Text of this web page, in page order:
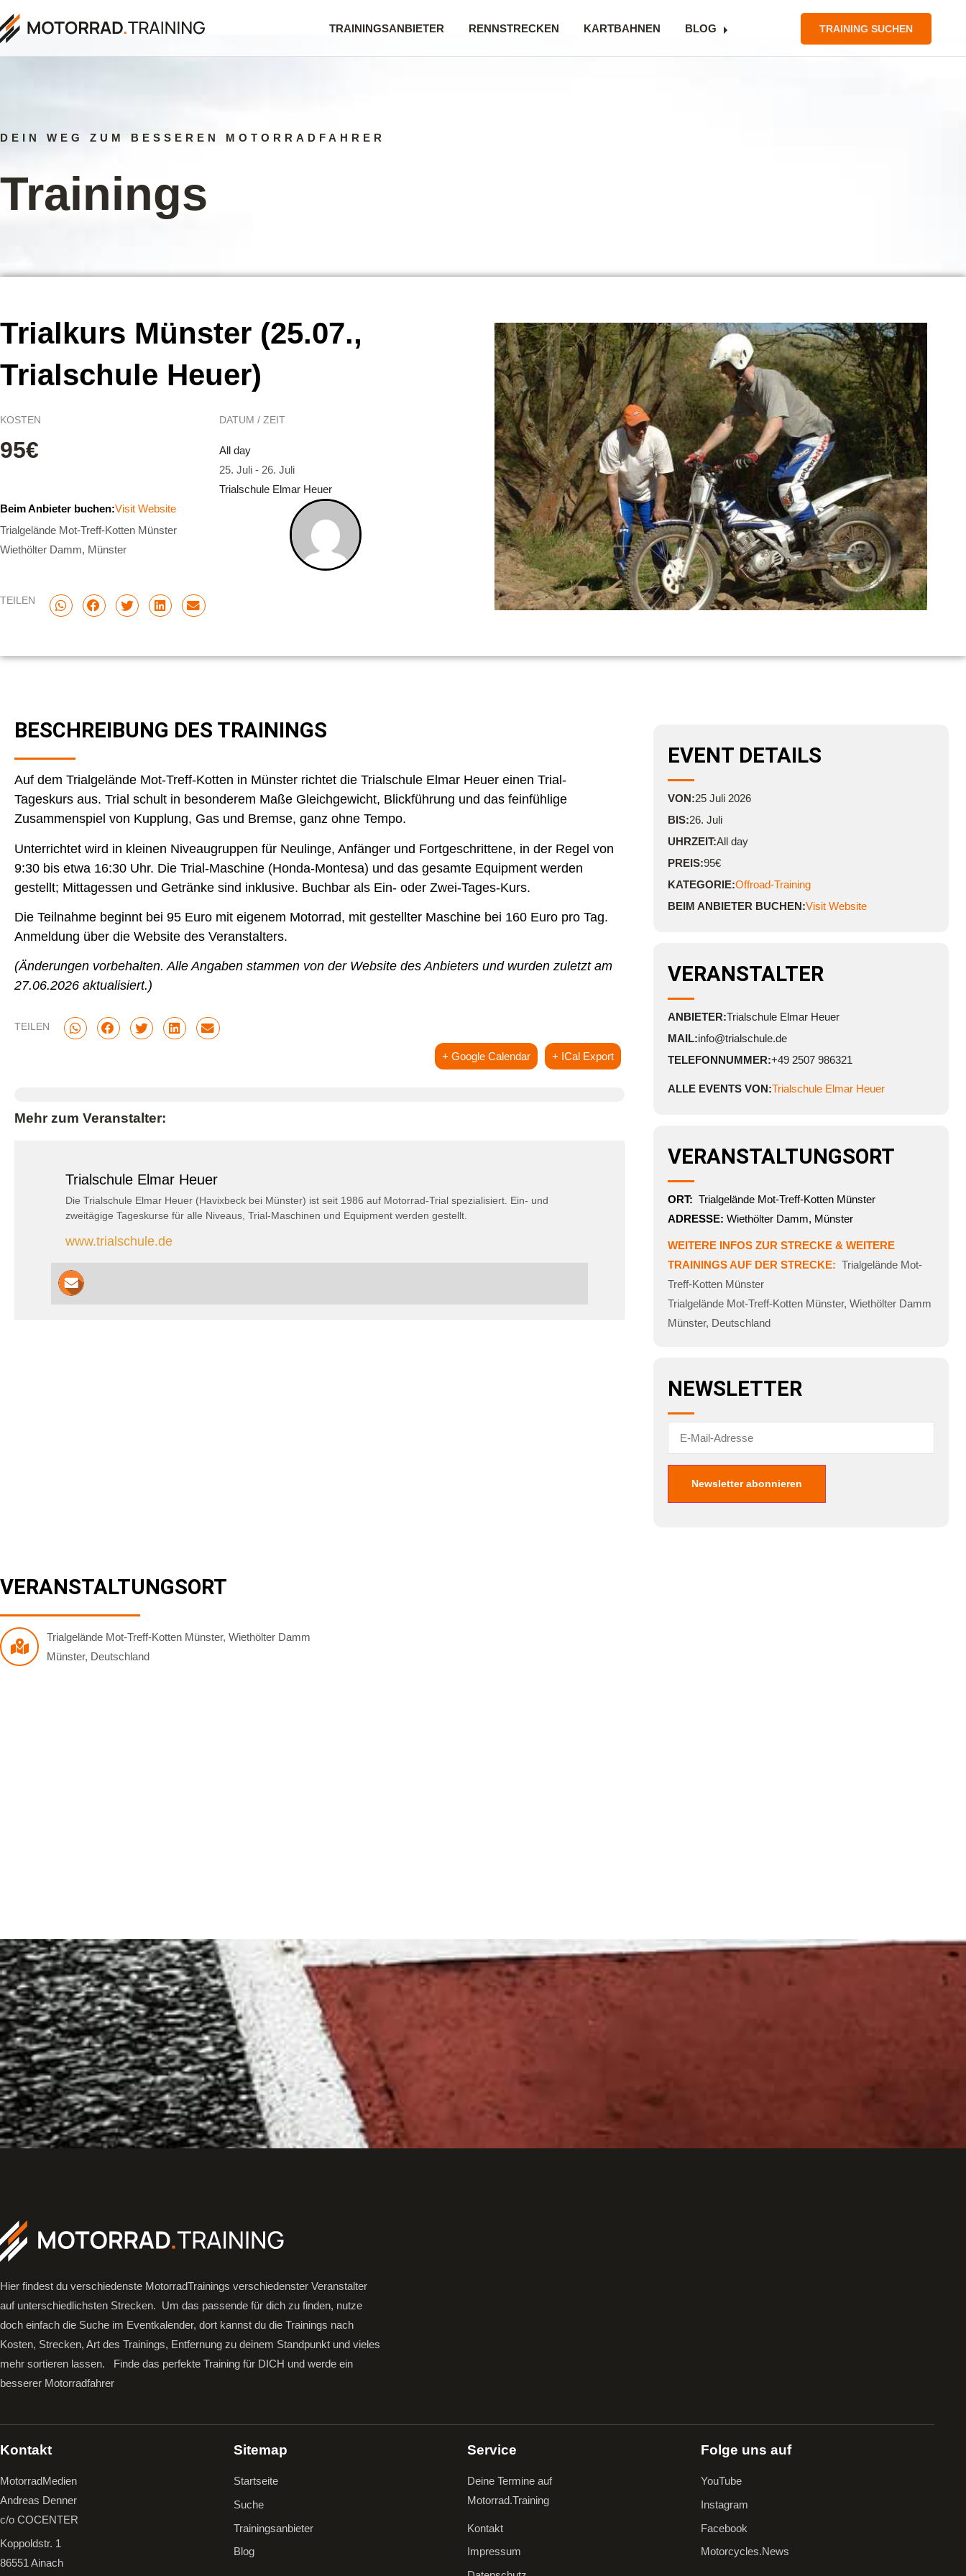
TRAININGSANBIETER RENNSTRECKEN KARTBAHNEN BLOG TRAINING SUCHEN
DEIN WEG ZUM BESSEREN MOTORRADFAHRER
Trainings
Trialkurs Münster (25.07.,
Trialschule Heuer)
KOSTEN
95€
DATUM / ZEIT
All day
25. Juli - 26. Juli
Trialschule Elmar Heuer
Beim Anbieter buchen:Visit Website
Trialgelände Mot-Treff-Kotten Münster
Wiethölter Damm, Münster
TEILEN
BESCHREIBUNG DES TRAININGS
Auf dem Trialgelände Mot-Treff-Kotten in Münster richtet die Trialschule Elmar Heuer einen Trial-
Tageskurs aus. Trial schult in besonderem Maße Gleichgewicht, Blickführung und das feinfühlige
Zusammenspiel von Kupplung, Gas und Bremse, ganz ohne Tempo.
Unterrichtet wird in kleinen Niveaugruppen für Neulinge, Anfänger und Fortgeschrittene, in der Regel von
9:30 bis etwa 16:30 Uhr. Die Trial-Maschine (Honda-Montesa) und das gesamte Equipment werden
gestellt; Mittagessen und Getränke sind inklusive. Buchbar als Ein- oder Zwei-Tages-Kurs.
Die Teilnahme beginnt bei 95 Euro mit eigenem Motorrad, mit gestellter Maschine bei 160 Euro pro Tag.
Anmeldung über die Website des Veranstalters.
(Änderungen vorbehalten. Alle Angaben stammen von der Website des Anbieters und wurden zuletzt am
27.06.2026 aktualisiert.)
TEILEN
+ Google Calendar + ICal Export
Mehr zum Veranstalter:
Trialschule Elmar Heuer
Die Trialschule Elmar Heuer (Havixbeck bei Münster) ist seit 1986 auf Motorrad-Trial spezialisiert. Ein- und
zweitägige Tageskurse für alle Niveaus, Trial-Maschinen und Equipment werden gestellt.
www.trialschule.de
EVENT DETAILS
VON:25 Juli 2026
BIS:26. Juli
UHRZEIT:All day
PREIS:95€
KATEGORIE:Offroad-Training
BEIM ANBIETER BUCHEN:Visit Website
VERANSTALTER
ANBIETER:Trialschule Elmar Heuer
MAIL:info@trialschule.de
TELEFONNUMMER:+49 2507 986321
ALLE EVENTS VON:Trialschule Elmar Heuer
VERANSTALTUNGSORT
ORT: Trialgelände Mot-Treff-Kotten Münster
ADRESSE: Wiethölter Damm, Münster
WEITERE INFOS ZUR STRECKE & WEITERE
TRAININGS AUF DER STRECKE: Trialgelände Mot-
Treff-Kotten Münster
Trialgelände Mot-Treff-Kotten Münster, Wiethölter Damm
Münster, Deutschland
NEWSLETTER
VERANSTALTUNGSORT
Trialgelände Mot-Treff-Kotten Münster, Wiethölter Damm
Münster, Deutschland
Hier findest du verschiedenste MotorradTrainings verschiedenster Veranstalter
auf unterschiedlichsten Strecken. Um das passende für dich zu finden, nutze
doch einfach die Suche im Eventkalender, dort kannst du die Trainings nach
Kosten, Strecken, Art des Trainings, Entfernung zu deinem Standpunkt und vieles
mehr sortieren lassen. Finde das perfekte Training für DICH und werde ein
besserer Motorradfahrer
Kontakt
MotorradMedien
Andreas Denner
c/o COCENTER
Koppoldstr. 1
86551 Ainach
Sitemap
Startseite
Suche
Trainingsanbieter
Blog
Service
Deine Termine auf
Motorrad.Training
Kontakt
Impressum
Folge uns auf
YouTube
Instagram
Facebook
Motorcycles.News